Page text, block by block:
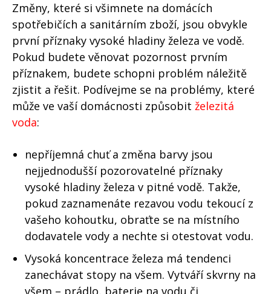
Změny, které si všimnete na domácích
spotřebičích a sanitárním zboží, jsou obvykle
první příznaky vysoké hladiny železa ve vodě.
Pokud budete věnovat pozornost prvním
příznakem, budete schopni problém náležitě
zjistit a řešit. Podívejme se na problémy, které
může ve vaší domácnosti způsobit železitá
voda:
nepříjemná chuť a změna barvy jsou
nejjednodušší pozorovatelné příznaky
vysoké hladiny železa v pitné vodě. Takže,
pokud zaznamenáte rezavou vodu tekoucí z
vašeho kohoutku, obraťte se na místního
dodavatele vody a nechte si otestovat vodu.
Vysoká koncentrace železa má tendenci
zanechávat stopy na všem. Vytváří skvrny na
všem – prádlo, baterie na vodu či